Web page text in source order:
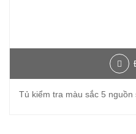
Tủ kiểm tra màu sắc 5 nguồn